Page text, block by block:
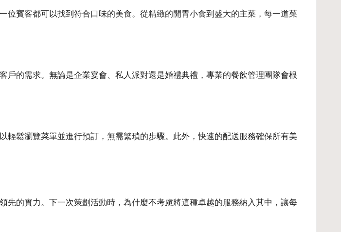
賓客都可以找到符合口味的美食。從精緻的開胃小食到盛大的主菜，每一道菜
戶的需求。無論是企業宴會、私人派對還是婚禮典禮，專業的餐飲管理團隊會根
輕鬆瀏覽菜單並進行預訂，無需繁瑣的步驟。此外，快速的配送服務確保所有美
先的實力。下一次策劃活動時，為什麼不考慮將這種卓越的服務納入其中，讓每